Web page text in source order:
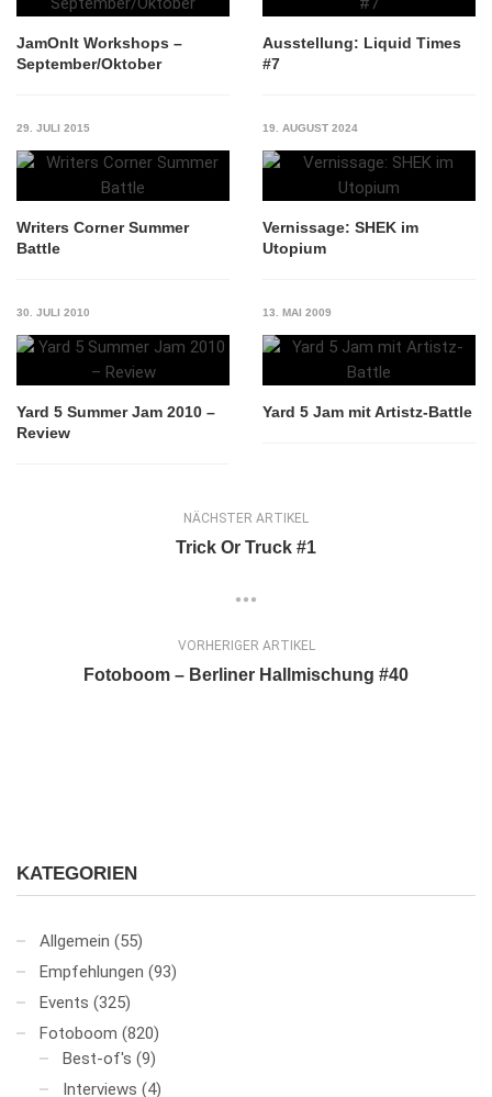
JamOnIt Workshops –
September/Oktober
Ausstellung: Liquid Times
#7
29. JULI 2015
Writers Corner Summer
Battle
19. AUGUST 2024
Vernissage: SHEK im
Utopium
30. JULI 2010
Yard 5 Summer Jam 2010 –
Review
13. MAI 2009
Yard 5 Jam mit Artistz-Battle
NÄCHSTER ARTIKEL
Trick Or Truck #1
VORHERIGER ARTIKEL
Fotoboom – Berliner Hallmischung #40
KATEGORIEN
Allgemein (55)
Empfehlungen (93)
Events (325)
Fotoboom (820)
Best-of's (9)
Interviews (4)